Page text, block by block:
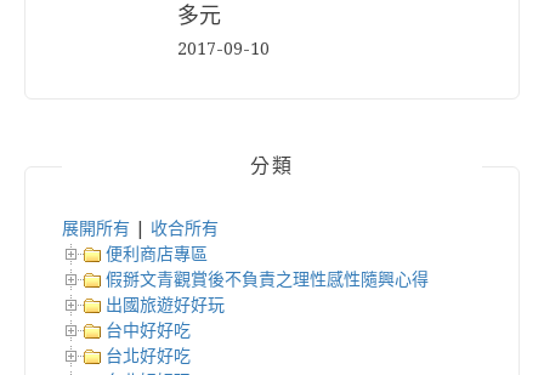
多元
2017-09-10
分類
展開所有
收合所有
便利商店專區
假掰文青觀賞後不負責之理性感性隨興心得
出國旅遊好好玩
台中好好吃
台北好好吃